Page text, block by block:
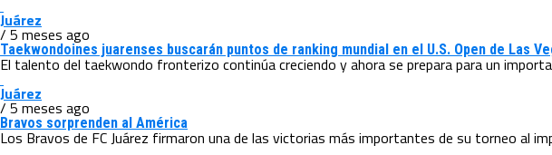
Juárez
/ 5 meses ago
Taekwondoines juarenses buscarán puntos de ranking mundial en el U.S. Open de Las
El talento del taekwondo fronterizo continúa creciendo y ahora se prepara para un
Juárez
/ 5 meses ago
Bravos sorprenden al América
Los Bravos de FC Juárez firmaron una de las victorias más importantes de su torneo al